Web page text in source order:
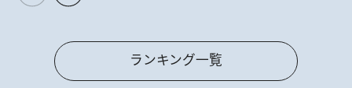
ランキング一覧